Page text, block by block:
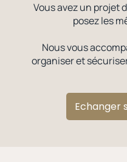
Vous avez un projet
posez les
Nous vous
organiser et
Echanger